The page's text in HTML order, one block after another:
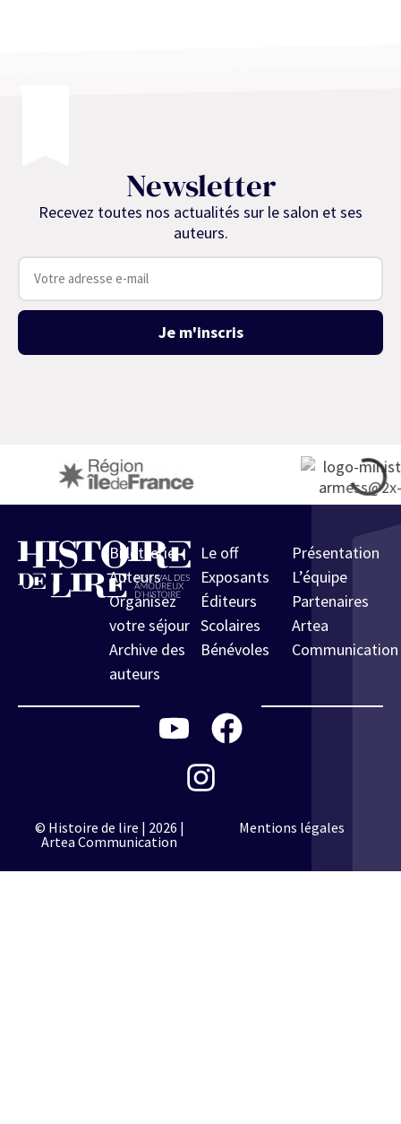
Newsletter
Recevez toutes nos actualités sur le salon et ses
auteurs.
Je m'inscris
Billetterie
Auteurs
Organisez
votre séjour
Archive des
auteurs
Le off
Exposants
Éditeurs
Scolaires
Bénévoles
Présentation
L’équipe
Partenaires
Artea
Communication
© Histoire de lire | 2026 |
Artea Communication
Mentions légales